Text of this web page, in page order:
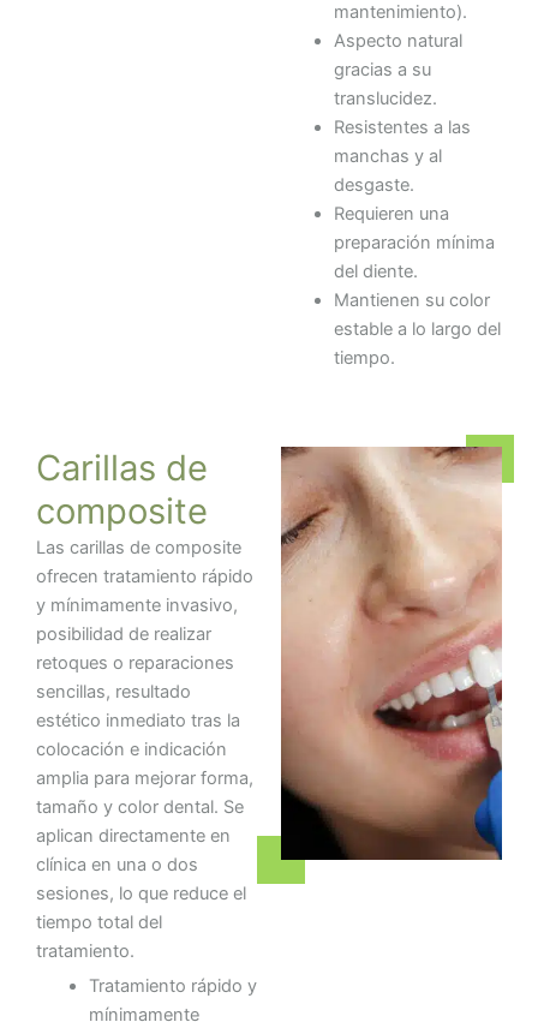
mantenimiento).
Aspecto natural
gracias a su
translucidez.
Resistentes a las
manchas y al
desgaste.
Requieren una
preparación mínima
del diente.
Mantienen su color
estable a lo largo del
tiempo.
Carillas de
composite
Las carillas de composite
ofrecen tratamiento rápido
y mínimamente invasivo,
posibilidad de realizar
retoques o reparaciones
sencillas, resultado
estético inmediato tras la
colocación e indicación
amplia para mejorar forma,
tamaño y color dental. Se
aplican directamente en
clínica en una o dos
sesiones, lo que reduce el
tiempo total del
tratamiento.
Tratamiento rápido y
mínimamente